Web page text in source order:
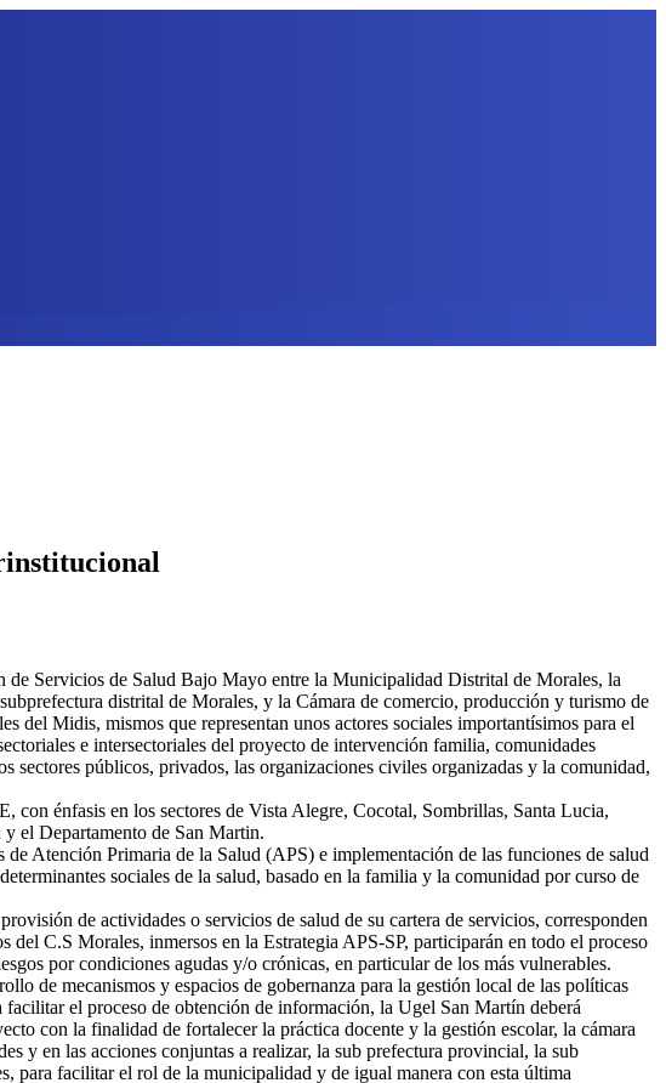
Servicios de Salud Bajo Mayo entre la Municipalidad Distrital de Morales, la
distrital de Morales, y la Cámara de comercio, producción y turismo de
Midis, mismos que representan unos actores sociales importantísimos para el
e intersectoriales del proyecto de intervención familia, comunidades
sectores públicos, privados, las organizaciones civiles organizadas y la comunidad,
énfasis en los sectores de Vista Alegre, Cocotal, Sombrillas, Santa Lucia,
el Departamento de San Martin.
Atención Primaria de la Salud (APS) e implementación de las funciones de salud
sociales de la salud, basado en la familia y la comunidad por curso de
de actividades o servicios de salud de su cartera de servicios, corresponden
C.S Morales, inmersos en la Estrategia APS-SP, participarán en todo el proceso
por condiciones agudas y/o crónicas, en particular de los más vulnerables.
de mecanismos y espacios de gobernanza para la gestión local de las políticas
el proceso de obtención de información, la Ugel San Martín deberá
con la finalidad de fortalecer la práctica docente y la gestión escolar, la cámara
y en las acciones conjuntas a realizar, la sub prefectura provincial, la sub
para facilitar el rol de la municipalidad y de igual manera con esta última